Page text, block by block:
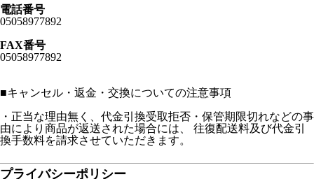
電話番号
05058977892
FAX番号
05058977892
■キャンセル・返金・交換についての注意事項
・正当な理由無く、代金引換受取拒否・保管期限切れなどの事
由により商品が返送された場合には、 往復配送料及び代金引
換手数料を請求させていただきます。
プライバシーポリシー